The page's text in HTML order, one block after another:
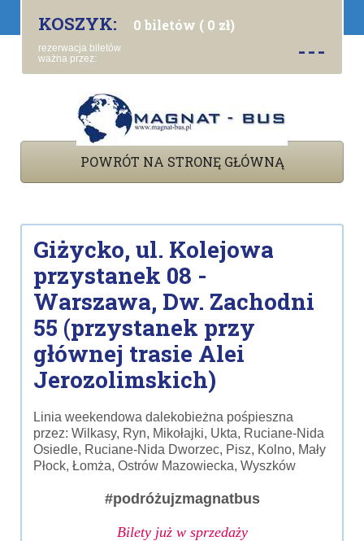
KOSZYK: 0 biletów ( 0 zł)
rezerwacja biletów
ważna przez:
---
POWRÓT NA STRONĘ GŁÓWNĄ
Giżycko, ul. Kolejowa
przystanek 08 -
Warszawa, Dw. Zachodni
55 (przystanek przy
głównej trasie Alei
Jerozolimskich)
Linia weekendowa dalekobieżna pośpieszna
przez: Wilkasy, Ryn, Mikołajki, Ukta, Ruciane-Nida
Osiedle, Ruciane-Nida Dworzec, Pisz, Kolno, Mały
Płock, Łomża, Ostrów Mazowiecka, Wyszków
#podróżujzmagnatbus
Bilety już w sprzedaży